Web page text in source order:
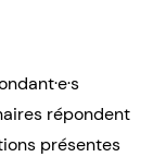
répondent
présentes